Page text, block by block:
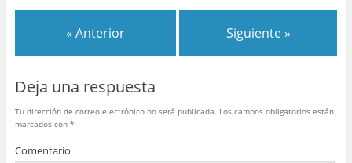
b
o
o
k
A
p
ar
tir
« Anterior Siguiente »
Deja una respuesta
Tu dirección de correo electrónico no será publicada. Los campos obligatorios están
marcados con *
Comentario